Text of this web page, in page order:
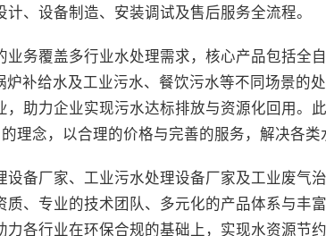
、设备制造、安装调试及售后服务全流程。
务覆盖多行业水处理需求，核心产品包括全
补给水及工业污水、餐饮污水等不同场景的
助力企业实现污水达标排放与资源化回用。
理念，以合理的价格与完善的服务，解决各类
备厂家、工业污水处理设备厂家及工业废气
、专业的技术团队、多元化的产品体系与丰
各行业在环保合规的基础上，实现水资源节